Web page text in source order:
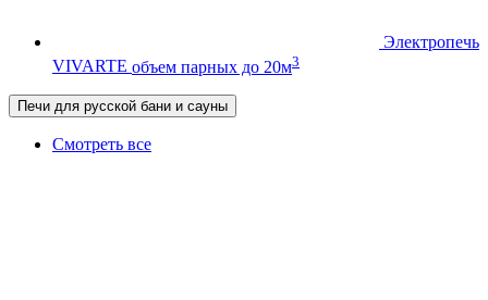
Электропечь
VIVARTE объем парных до 20м3
Печи для русской бани и сауны
Смотреть все